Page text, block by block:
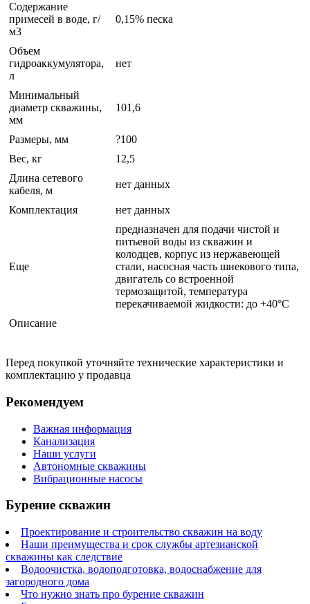
Содержание
примесей в воде, г/
м3
0,15% песка
Объем
гидроаккумулятора,
л
нет
Минимальный
диаметр скважины,
мм
101,6
Размеры, мм
?100
Вес, кг
12,5
Длина сетевого
кабеля, м
нет данных
Комплектация нет данных
Еще
предназначен для подачи чистой и
питьевой воды из скважин и
колодцев, корпус из нержавеющей
стали, насосная часть шнекового типа,
двигатель со встроенной
термозащитой, температура
перекачиваемой жидкости: до +40°С
Описание
Перед покупкой уточняйте технические характеристики и
комплектацию у продавца
Рекомендуем
Важная информация
Канализация
Наши услуги
Автономные скважины
Вибрационные насосы
Бурение скважин
Проектирование и строительство скважин на воду
Наши преимущества и срок службы артезианской
скважины как следствие
Водоочистка, водоподготовка, водоснабжение для
загородного дома
Что нужно знать про бурение скважин